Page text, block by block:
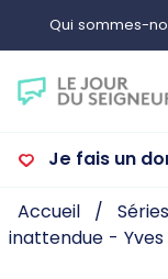
Qui sommes-
Je fais un
Accueil Séries
inattendue - Yves